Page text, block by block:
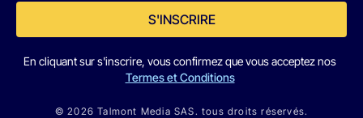
S'INSCRIRE
En cliquant sur s'inscrire, vous confirmez que vous acceptez nos
Termes et Conditions
© 2026 Talmont Media SAS. tous droits réservés.